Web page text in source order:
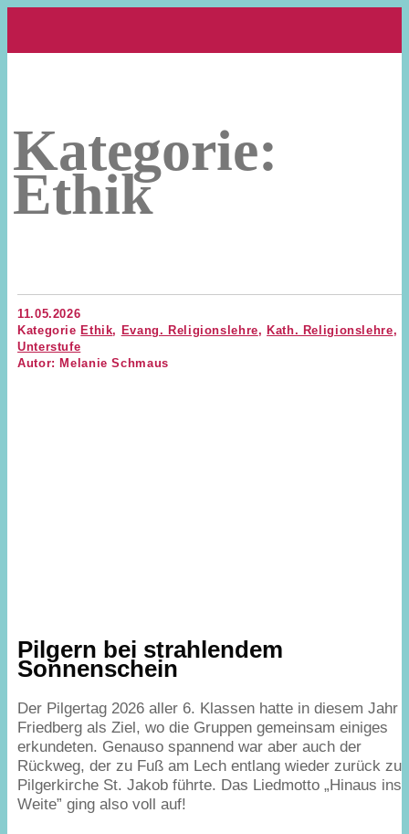
Kategorie:
Ethik
11.05.2026
Kategorie Ethik, Evang. Religionslehre, Kath. Religionslehre,
Unterstufe
Autor: Melanie Schmaus
Pilgern bei strahlendem
Sonnenschein
Der Pilgertag 2026 aller 6. Klassen hatte in diesem Jahr
Friedberg als Ziel, wo die Gruppen gemeinsam einiges
erkundeten. Genauso spannend war aber auch der
Rückweg, der zu Fuß am Lech entlang wieder zurück zur
Pilgerkirche St. Jakob führte. Das Liedmotto„Hinaus ins
Weite” ging also voll auf!